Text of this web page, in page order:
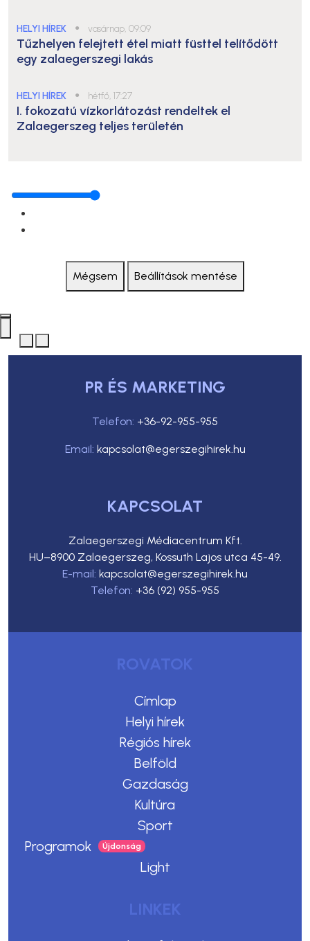
HELYI HÍREK ● vasárnap, 09:09
Tűzhelyen felejtett étel miatt füsttel telítődött
egy zalaegerszegi lakás
HELYI HÍREK ● hétfő, 17:27
I. fokozatú vízkorlátozást rendeltek el
Zalaegerszeg teljes területén
Mégsem Beállítások mentése
PR ÉS MARKETING
Telefon: +36-92-955-955
Email: kapcsolat@egerszegihirek.hu
KAPCSOLAT
Zalaegerszegi Médiacentrum Kft.
HU–8900 Zalaegerszeg, Kossuth Lajos utca 45-49.
E-mail: kapcsolat@egerszegihirek.hu
Telefon: +36 (92) 955-955
ROVATOK
Címlap
Helyi hírek
Régiós hírek
Belföld
Gazdaság
Kultúra
Sport
Programok
Light
LINKEK